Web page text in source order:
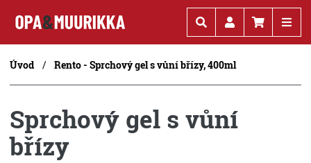
Úvod Rento - Sprchový gel s vůní břízy, 400ml
Sprchový gel s vůní
břízy